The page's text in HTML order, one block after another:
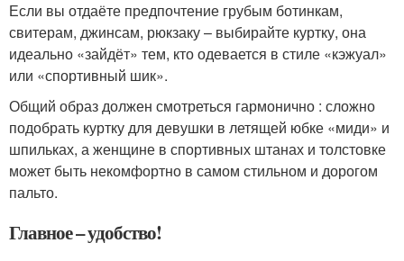
Если вы отдаёте предпочтение грубым ботинкам,
свитерам, джинсам, рюкзаку – выбирайте куртку, она
идеально «зайдёт» тем, кто одевается в стиле «кэжуал»
или «спортивный шик».
Общий образ должен смотреться гармонично : сложно
подобрать куртку для девушки в летящей юбке «миди» и
шпильках, а женщине в спортивных штанах и толстовке
может быть некомфортно в самом стильном и дорогом
пальто.
Главное – удобство!